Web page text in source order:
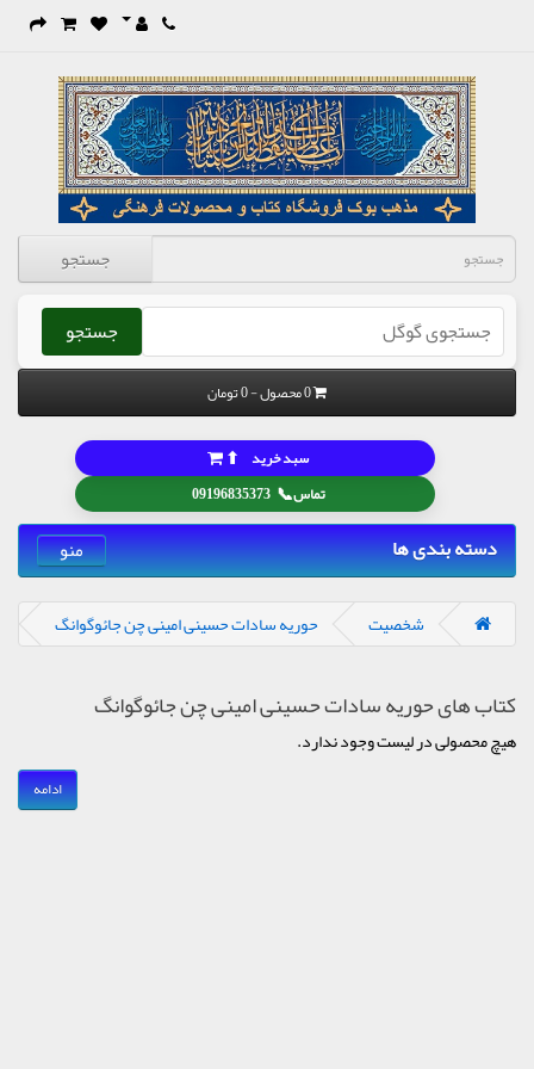
جستجو
جستجو
0 محصول - 0 تومان
تماس📞
09196835373
سبد خرید ⬆
دسته بندی ها منو
شخصیت حوریه سادات حسینی امینی چن جائوگوانگ
کتاب های حوریه سادات حسینی امینی چن جائوگوانگ
هیچ محصولی در لیست وجود ندارد.
ادامه